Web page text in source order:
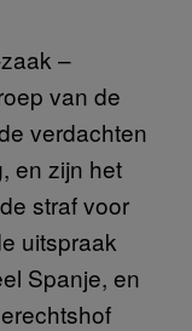
–
van de
verdachten
en zijn het
straf voor
uitspraak
Spanje, en